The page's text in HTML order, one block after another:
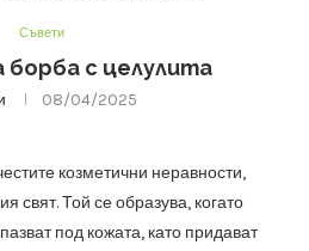
Съвети
борба с целулита
08/04/2025
козметични неравности,
свят. Той се образува, когато
под кожата, като придават